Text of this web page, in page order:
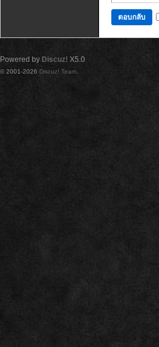
ตอบกลับ
Powered by Discuz! X5.0
© 2001-2026 Discuz! Team